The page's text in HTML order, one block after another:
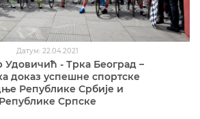
Датум: 22.04.2021
Удовичић - Трка Београд –
доказ успешне спортске
Републике Србије и
Републике Српске